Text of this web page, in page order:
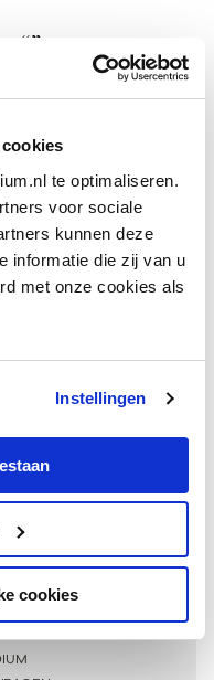
te optimaliseren.
voor sociale
kunnen deze
informatie die zij van u
met onze cookies als
Instellingen
cookies
“”.